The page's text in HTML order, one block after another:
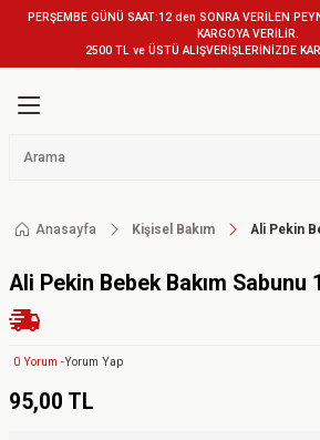
PERŞEMBE GÜNÜ SAAT:12 den SONRA VERİLEN
KARGOYA VERİLİR.
2500 TL ve ÜSTÜ ALIŞVERİŞLERİNİZDE
Anasayfa Kişisel Bakım Ali Pekin
Ali Pekin Bebek Bakım Sabunu
0 Yorum -Yorum Yap
95,00 TL